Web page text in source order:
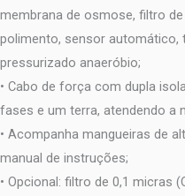
membrana de osmose, filtro
polimento, sensor automático,
pressurizado anaeróbio;
• Cabo de força com dupla
fases e um terra, atendendo a
• Acompanha mangueiras de
manual de instruções;
• Opcional: filtro de 0,1 micras